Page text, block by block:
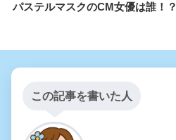
パステルマスクのCM女優は誰！？
この記事を書いた人